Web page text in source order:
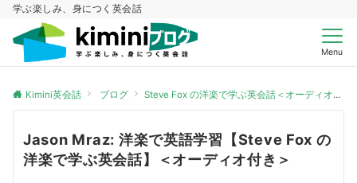
学ぶ楽しみ、身につく英会話
Menu
Kimini英会話 ブログ Steve Fox の洋楽で学ぶ英会話＜オーディオ付き＞
Jason Mraz: 洋楽で英語学習【Steve Fox の
洋楽で学ぶ英会話】＜オーディオ付き＞